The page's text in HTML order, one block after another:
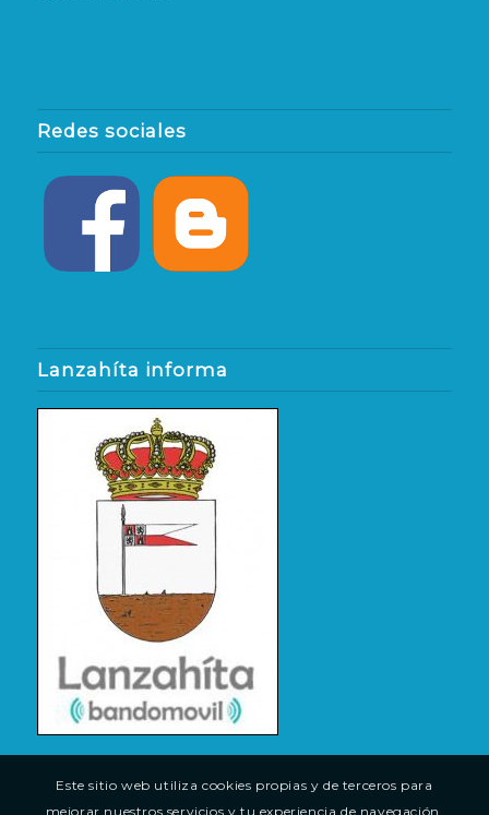
Redes sociales
Lanzahíta informa
Este sitio web utiliza cookies propias y de terceros para
mejorar nuestros servicios y tu experiencia de navegación.